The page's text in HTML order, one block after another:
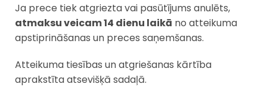
Ja prece tiek atgriezta vai pasūtījums anulēts,
atmaksu veicam 14 dienu laikā no atteikuma
apstiprināšanas un preces saņemšanas.
Atteikuma tiesības un atgriešanas kārtība
aprakstīta atsevišķā sadaļā.